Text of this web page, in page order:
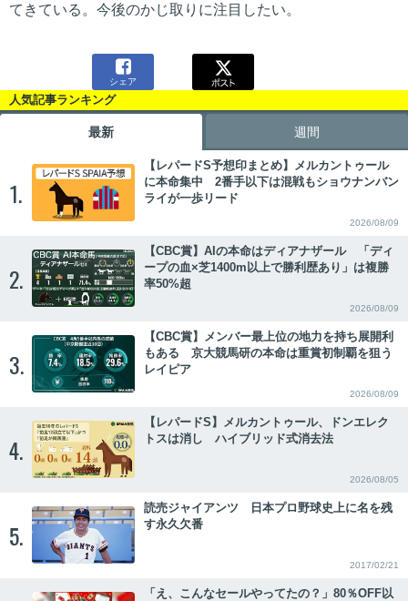
てきている。今後のかじ取りに注目したい。

シェア
人気記事ランキング
最新 週間
1.
【レパードS予想印まとめ】メルカントゥール
に本命集中 2番手以下は混戦もショウナンバン
ライが一歩リード
2026/08/09
2.
【CBC賞】AIの本命はディアナザール 「ディ
ープの血×芝1400m以上で勝利歴あり」は複勝
率50%超
2026/08/09
3.
【CBC賞】メンバー最上位の地力を持ち展開利
もある 京大競馬研の本命は重賞初制覇を狙う
レイピア
2026/08/09
4.
【レパードS】メルカントゥール、ドンエレク
トスは消し ハイブリッド式消去法
2026/08/05
5.
読売ジャイアンツ 日本プロ野球史上に名を残
す永久欠番
2017/02/21
「え、こんなセールやってたの？」80％OFF以